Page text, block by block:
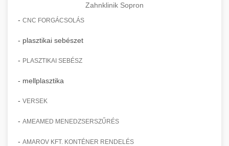
Zahnklinik Sopron
- CNC FORGÁCSOLÁS
- plasztikai sebészet
- PLASZTIKAI SEBÉSZ
- mellplasztika
- VERSEK
- AMEAMED MENEDZSERSZŰRÉS
- AMAROV KFT. KONTÉNER RENDELÉS